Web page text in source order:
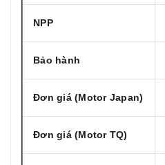
NPP
Bảo hành
Đơn giá (Motor Japan)
Đơn giá (Motor TQ)